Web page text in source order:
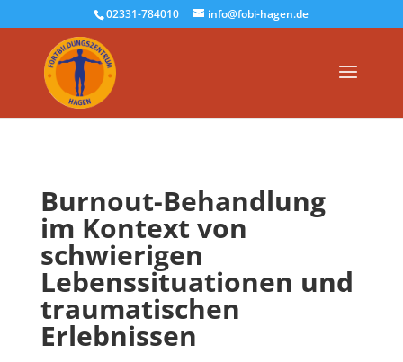
02331-784010 info@fobi-hagen.de
Burnout-Behandlung
im Kontext von
schwierigen
Lebenssituationen und
traumatischen
Erlebnissen